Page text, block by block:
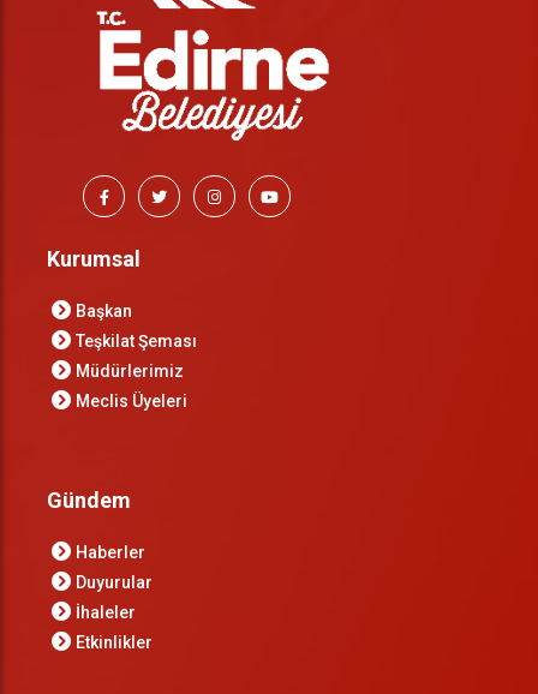
Kurumsal
Başkan
Teşkilat Şeması
Müdürlerimiz
Meclis Üyeleri
Gündem
Haberler
Duyurular
İhaleler
Etkinlikler